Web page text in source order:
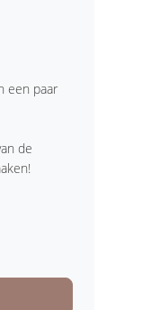
een paar
de